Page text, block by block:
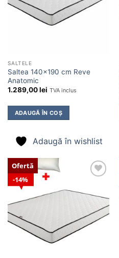
SALTELE
Saltea 140×190 cm Reve
Anatomic
1.289,00lei TVA inclus
ADAUGĂ ÎN COȘ
Adaugă în wishlist
14%
Ofertă
wishlist